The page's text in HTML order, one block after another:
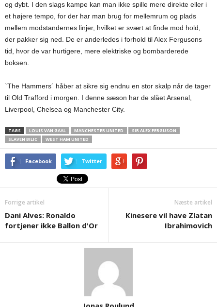
og dybt. I den slags kampe kan man ikke spille mere direkte eller i
et højere tempo, for der har man brug for mellemrum og plads
mellem modstandernes linjer, hvilket er svært at finde mod hold,
der pakker sig ned. De er anderledes i forhold til Alex Fergusons
tid, hvor de var hurtigere, mere elektriske og bombarderede
boksen.
`The Hammers´ håber at sikre sig endnu en stor skalp når de tager
til Old Trafford i morgen. I denne sæson har de slået Arsenal,
Liverpool, Chelsea og Manchester City.
TAGS LOUIS VAN GAAL MANCHESTER UNITED
SIR ALEX FERGUSON
SLAVEN BILIC
WEST HAM UNITED
Facebook Twitter
Forrige artikel
Dani Alves: Ronaldo
fortjener ikke Ballon d'Or
Næste artikel
Kinesere vil have Zlatan
Ibrahimovich